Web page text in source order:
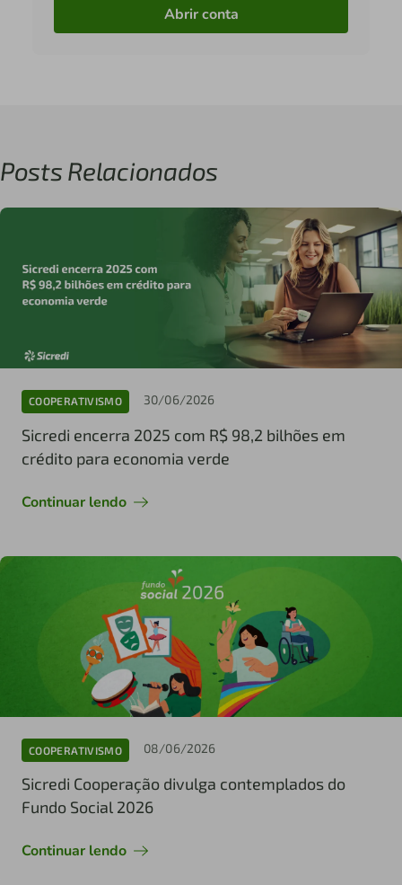
Abrir conta
Posts Relacionados
COOPERATIVISMO 30/06/2026
Sicredi encerra 2025 com R$ 98,2 bilhões em
crédito para economia verde
Continuar lendo
COOPERATIVISMO 08/06/2026
Sicredi Cooperação divulga contemplados do
Fundo Social 2026
Continuar lendo